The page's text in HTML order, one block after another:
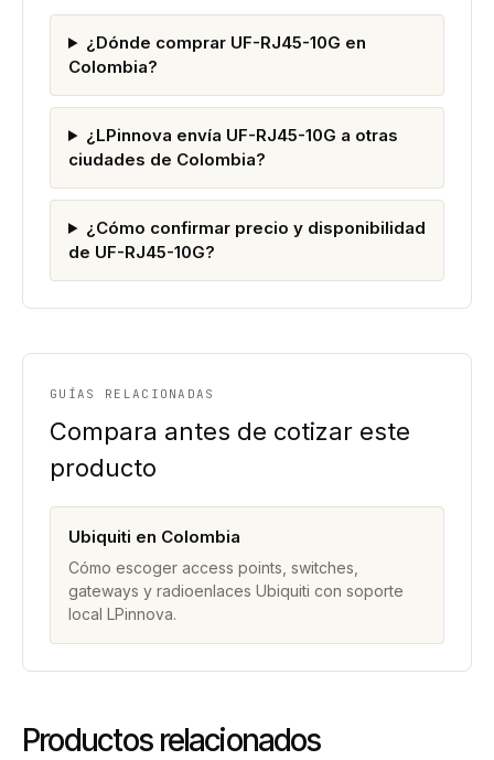
¿Dónde comprar UF-RJ45-10G en
Colombia?
¿LPinnova envía UF-RJ45-10G a otras
ciudades de Colombia?
¿Cómo confirmar precio y disponibilidad
de UF-RJ45-10G?
GUÍAS RELACIONADAS
Compara antes de cotizar este
producto
Ubiquiti en Colombia
Cómo escoger access points, switches,
gateways y radioenlaces Ubiquiti con soporte
local LPinnova.
Productos relacionados